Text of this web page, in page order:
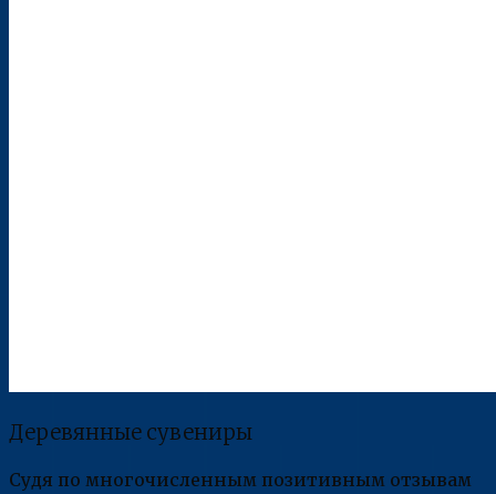
Деревянные сувениры
Судя по многочисленным позитивным отзывам